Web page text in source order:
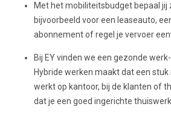
Met het mobiliteitsbudget bepaal jij
bijvoorbeeld voor een leaseauto,
abonnement of regel je vervoer
Bij EY vinden we een gezonde
Hybride werken maakt dat een stuk
werkt op kantoor, bij de klanten of
dat je een goed ingerichte